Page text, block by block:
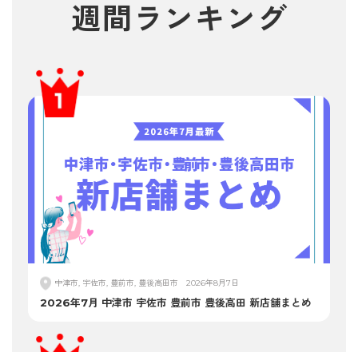
週間 ランキング
中津市, 宇佐市, 豊前市, 豊後高田市 2026年8月7日
2026年7月 中津市 宇佐市 豊前市 豊後高田 新店舗まとめ